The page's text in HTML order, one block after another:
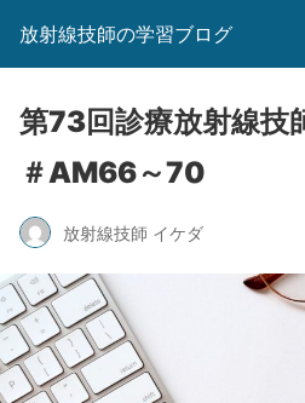
放射線技師の学習ブログ
第73回診療放射線技
＃AM66～70
放射線技師 イケダ